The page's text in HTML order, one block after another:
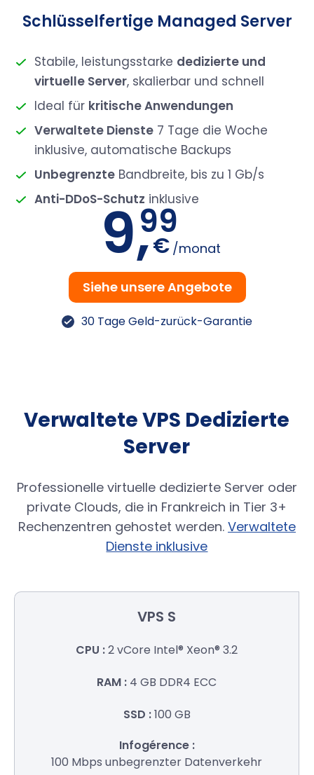
Schlüsselfertige Managed Server
Stabile, leistungsstarke dedizierte und
virtuelle Server, skalierbar und schnell
Ideal für kritische Anwendungen
Verwaltete Dienste 7 Tage die Woche
inklusive, automatische Backups
Unbegrenzte Bandbreite, bis zu 1 Gb/s
Anti-DDoS-Schutz inklusive
9,99
€ /monat
Siehe unsere Angebote
30 Tage Geld-zurück-Garantie
Verwaltete VPS Dedizierte
Server
Professionelle virtuelle dedizierte Server oder
private Clouds, die in Frankreich in Tier 3+
Rechenzentren gehostet werden. Verwaltete
Dienste inklusive
VPS S
2 vCore Intel® Xeon® 3.2
4 GB DDR4 ECC
100 GB
100 Mbpsunbegrenzter Datenverkehr